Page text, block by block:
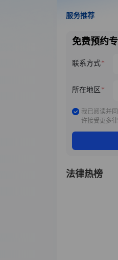
服务推荐
免费预约
联系方式
所在地区
我已阅读并
许接受更多
法律热榜